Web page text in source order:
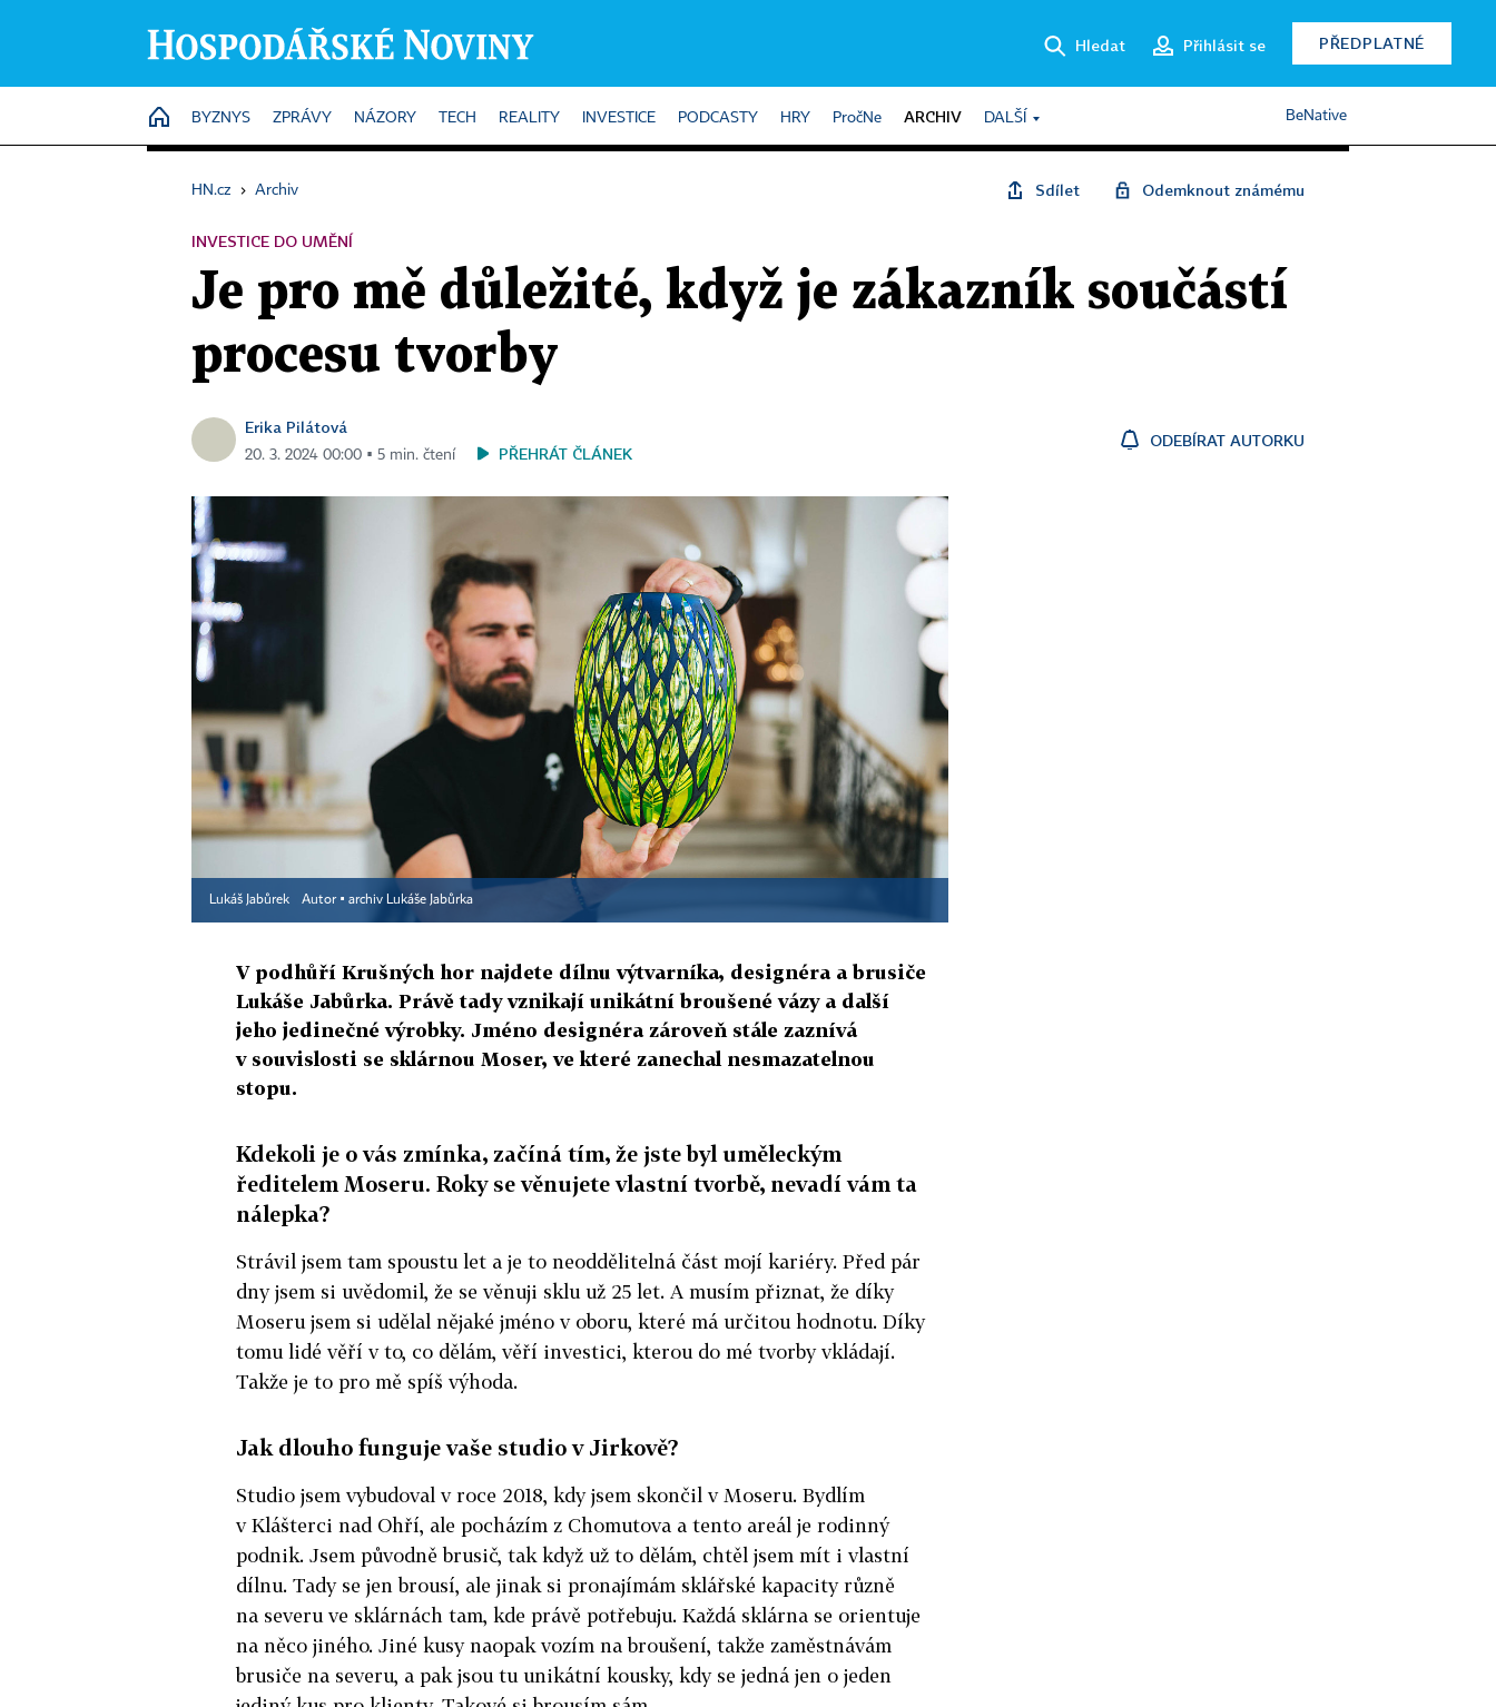
Hledat Přihlásit se PŘEDPLATNÉ
HOME
BYZNYS ZPRÁVY NÁZORY TECH REALITY INVESTICE PODCASTY HRY PročNe ARCHIV DALŠÍ BeNative
HN.cz › Archiv Sdílet Odemknout známému
INVESTICE DO UMĚNÍ
Je pro mě důležité, když je zákazník součástí
procesu tvorby
Erika Pilátová
20. 3. 2024 00:00 ▪ 5 min. čtení PŘEHRÁT ČLÁNEK
ODEBÍRAT AUTORKU
Lukáš Jabůrek Autor ▪ archiv Lukáše Jabůrka
V podhůří Krušných hor najdete dílnu výtvarníka, designéra a brusiče
Lukáše Jabůrka. Právě tady vznikají unikátní broušené vázy a další
jeho jedinečné výrobky. Jméno designéra zároveň stále zaznívá
v souvislosti se sklárnou Moser, ve které zanechal nesmazatelnou
stopu.
Kdekoli je o vás zmínka, začíná tím, že jste byl uměleckým
ředitelem Moseru. Roky se věnujete vlastní tvorbě, nevadí vám ta
nálepka?
Strávil jsem tam spoustu let a je to neoddělitelná část mojí kariéry. Před pár
dny jsem si uvědomil, že se věnuji sklu už 25 let. A musím přiznat, že díky
Moseru jsem si udělal nějaké jméno v oboru, které má určitou hodnotu. Díky
tomu lidé věří v to, co dělám, věří investici, kterou do mé tvorby vkládají.
Takže je to pro mě spíš výhoda.
Jak dlouho funguje vaše studio v Jirkově?
Studio jsem vybudoval v roce 2018, kdy jsem skončil v Moseru. Bydlím
v Klášterci nad Ohří, ale pocházím z Chomutova a tento areál je rodinný
podnik. Jsem původně brusič, tak když už to dělám, chtěl jsem mít i vlastní
dílnu. Tady se jen brousí, ale jinak si pronajímám sklářské kapacity různě
na severu ve sklárnách tam, kde právě potřebuju. Každá sklárna se orientuje
na něco jiného. Jiné kusy naopak vozím na broušení, takže zaměstnávám
brusiče na severu, a pak jsou tu unikátní kousky, kdy se jedná jen o jeden